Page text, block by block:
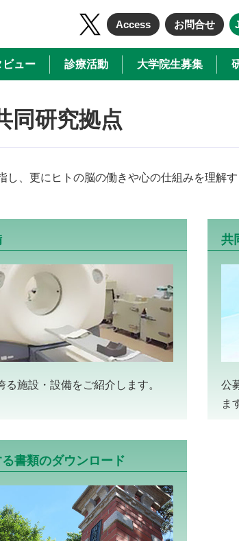
Access お問合せ
ビュー 診療活動 大学院生募集
同研究拠点
、更にヒトの脳の働きや心の仕組みを理解
る施設・設備をご紹介します。
共
公
ま
書類のダウンロード